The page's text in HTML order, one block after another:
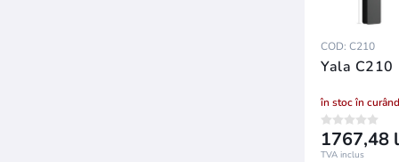
COD: C210
Yala C210
în stoc în curând
1767,48
TVA inclus